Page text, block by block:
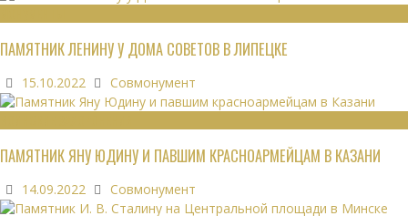
ПАМЯТНИК ЛЕНИНУ У ДОМА СОВЕТОВ В ЛИПЕЦКЕ
15.10.2022 Совмонумент
ПАМЯТНИК ЯНУ ЮДИНУ И ПАВШИМ КРАСНОАРМЕЙЦАМ В КАЗАНИ
14.09.2022 Совмонумент